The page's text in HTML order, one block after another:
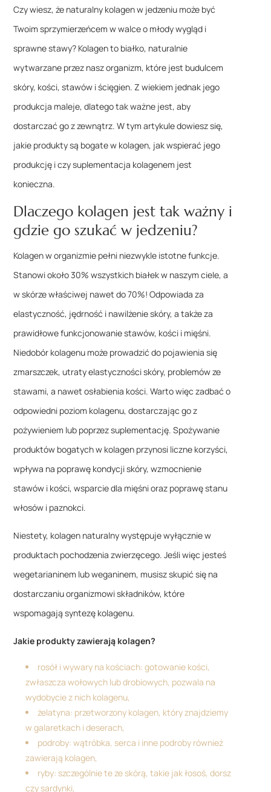
Czy wiesz, że naturalny kolagen w jedzeniu może być
Twoim sprzymierzeńcem w walce o młody wygląd i
sprawne stawy? Kolagen to białko, naturalnie
wytwarzane przez nasz organizm, które jest budulcem
skóry, kości, stawów i ścięgien. Z wiekiem jednak jego
produkcja maleje, dlatego tak ważne jest, aby
dostarczać go z zewnątrz. W tym artykule dowiesz się,
jakie produkty są bogate w kolagen, jak wspierać jego
produkcję i czy suplementacja kolagenem jest
konieczna.
Dlaczego kolagen jest tak ważny i
gdzie go szukać w jedzeniu?
Kolagen w organizmie pełni niezwykle istotne funkcje.
Stanowi około 30% wszystkich białek w naszym ciele, a
w skórze właściwej nawet do 70%! Odpowiada za
elastyczność, jędrność i nawilżenie skóry, a także za
prawidłowe funkcjonowanie stawów, kości i mięśni.
Niedobór kolagenu może prowadzić do pojawienia się
zmarszczek, utraty elastyczności skóry, problemów ze
stawami, a nawet osłabienia kości. Warto więc zadbać o
odpowiedni poziom kolagenu, dostarczając go z
pożywieniem lub poprzez suplementację. Spożywanie
produktów bogatych w kolagen przynosi liczne korzyści,
wpływa na poprawę kondycji skóry, wzmocnienie
stawów i kości, wsparcie dla mięśni oraz poprawę stanu
włosów i paznokci.
Niestety, kolagen naturalny występuje wyłącznie w
produktach pochodzenia zwierzęcego. Jeśli więc jesteś
wegetarianinem lub weganinem, musisz skupić się na
dostarczaniu organizmowi składników, które
wspomagają syntezę kolagenu.
Jakie produkty zawierają kolagen?
rosół i wywary na kościach: gotowanie kości,
zwłaszcza wołowych lub drobiowych, pozwala na
wydobycie z nich kolagenu,
żelatyna: przetworzony kolagen, który znajdziemy
w galaretkach i deserach,
podroby: wątróbka, serca i inne podroby również
zawierają kolagen,
ryby: szczególnie te ze skórą, takie jak łosoś, dorsz
czy sardynki,